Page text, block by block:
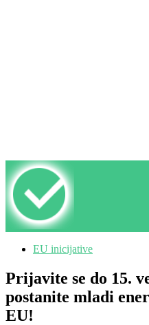
EU inicijative
Prijavite se do 15.
postanite mladi
EU!